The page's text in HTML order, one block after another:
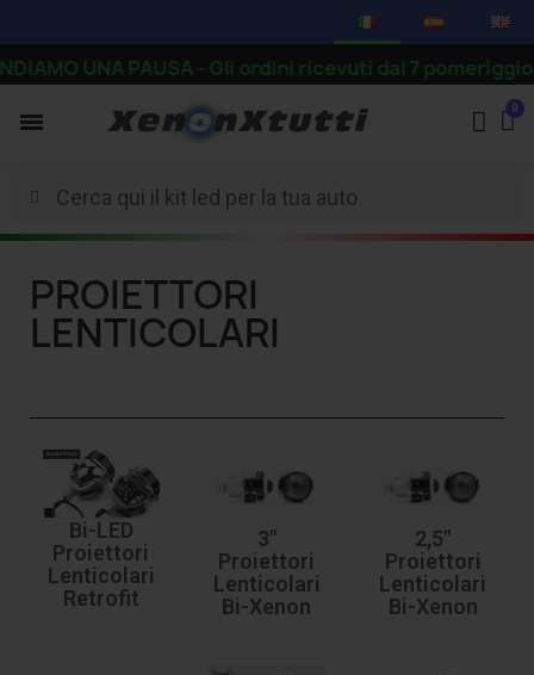
UNA PAUSA - Gli ordini ricevuti dal 7
PROIETTORI
LENTICOLARI
Bi-LED
Proiettori
Lenticolari
Retrofit
3"
Proiettori
Lenticolari
Bi-Xenon
2,5"
Proiettori
Lenticolari
Bi-Xenon